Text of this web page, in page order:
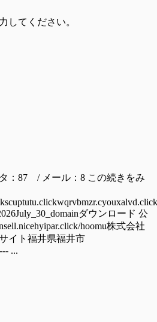
してください。
：87 / メール：8 この続きをみ
ダウンロード 公
hoomu株式会社
イト福井県福井市
...